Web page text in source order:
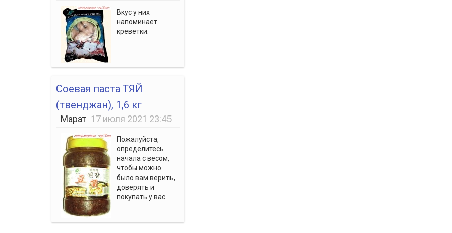
Вкус у них
напоминает
креветки.
Соевая паста ТЯЙ
(твенджан), 1,6 кг
Марат 17 июля 2021 23:45
Пожалуйста,
определитесь
начала с весом,
чтобы можно
было вам верить,
доверять и
покупать у вас